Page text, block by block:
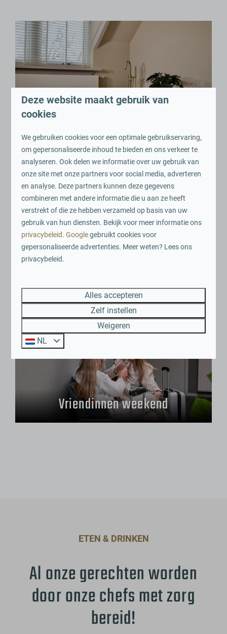
Romantisch weekendje weg
Ontspannen aan de Maas
Vriendinnen weekend
ETEN & DRINKEN
Al onze gerechten worden
door onze chefs met zorg
bereid!
Deze website maakt gebruik van
cookies
We gebruiken cookies voor een optimale gebruikservaring,
om gepersonaliseerde inhoud te bieden en ons verkeer te
analyseren. Ook delen we informatie over uw gebruik van
onze site met onze partners voor social media, adverteren
en analyse. Deze partners kunnen deze gegevens
combineren met andere informatie die u aan ze heeft
verstrekt of die ze hebben verzameld op basis van uw
gebruik van hun diensten. Bekijk voor meer informatie ons
privacybeleid.Googlegebruikt cookies voor
gepersonaliseerde advertenties. Meer weten? Lees ons
privacybeleid.
Alles accepteren
Zelf instellen
Weigeren
NL